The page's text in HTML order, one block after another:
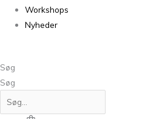
Workshops
Nyheder
Søg
Søg